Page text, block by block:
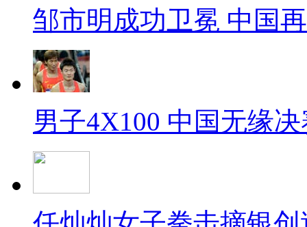
邹市明成功卫冕 中国
男子4X100 中国无缘